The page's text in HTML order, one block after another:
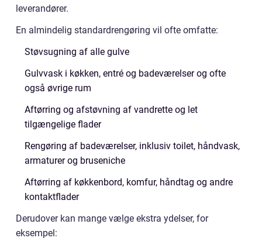
leverandører.
En almindelig standardrengøring vil ofte omfatte:
Støvsugning af alle gulve
Gulvvask i køkken, entré og badeværelser og ofte
også øvrige rum
Aftørring og afstøvning af vandrette og let
tilgængelige flader
Rengøring af badeværelser, inklusiv toilet, håndvask,
armaturer og bruseniche
Aftørring af køkkenbord, komfur, håndtag og andre
kontaktflader
Derudover kan mange vælge ekstra ydelser, for
eksempel: